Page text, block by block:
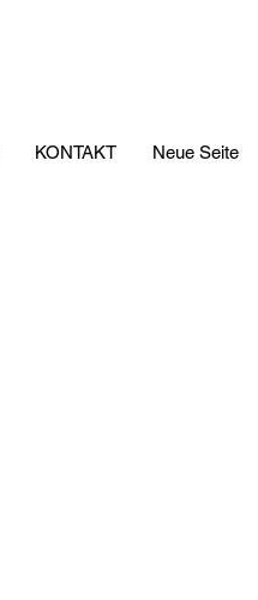
KONTAKT Neue Seite